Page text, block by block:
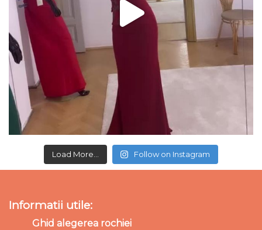
Load More... Follow on Instagram
Informatii utile:
Ghid alegerea rochiei